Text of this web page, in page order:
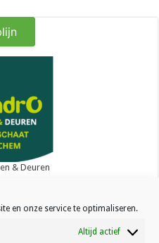
en onze service te optimaliseren.
Altijd actief
& Deuren